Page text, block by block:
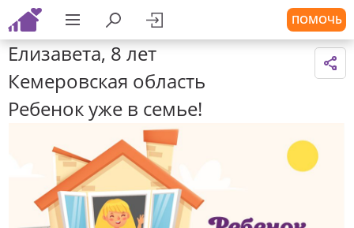
ПОМОЧЬ
Елизавета, 8 лет
Кемеровская область
Ребенок уже в семье!